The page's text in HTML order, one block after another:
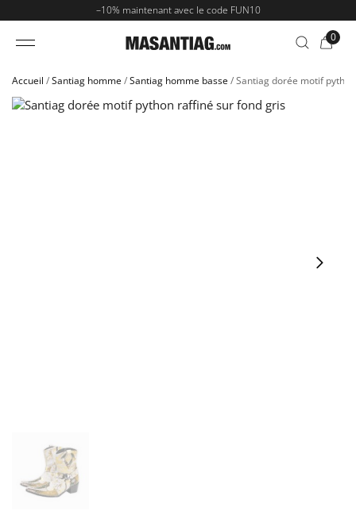
–10% maintenant avec le code FUN10
NOS SANTIAGS
Support client
Contact
0
Accueil /Santiag homme​ /Santiag homme basse​ /Santiag dorée motif